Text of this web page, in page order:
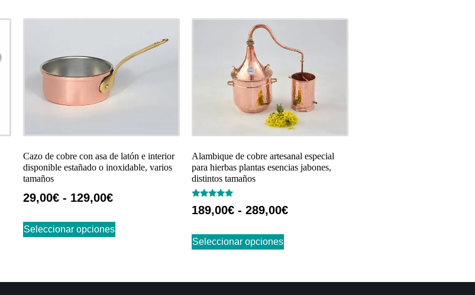
Cazo de cobre con asa de latón e interior
disponible estañado o inoxidable, varios
tamaños
29,00€ - 129,00€
Seleccionar opciones
Alambique de cobre artesanal especial
para hierbas plantas esencias jabones,
distintos tamaños
Valorado
con
189,00€ - 289,00€
Seleccionar opciones